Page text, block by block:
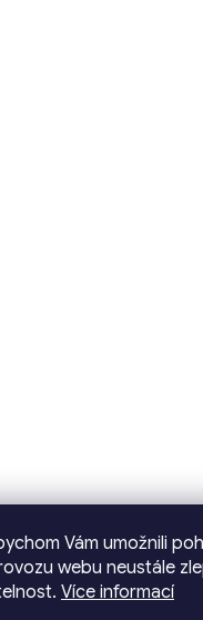
Vám umožnili
webu neustále
Více informací